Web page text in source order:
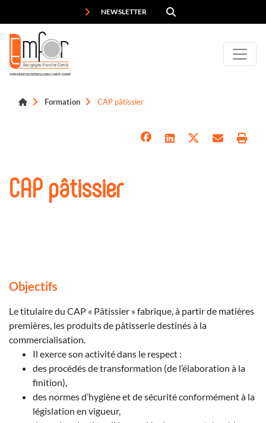
NEWSLETTER
MEMBRE DU RÉSEAU DES CARIF-OREF
Formation CAP pâtissier
CAP pâtissier
Objectifs
Le titulaire du CAP « Pâtissier » fabrique, à partir de matières
premières, les produits de pâtisserie destinés à la
commercialisation.
Il exerce son activité dans le respect :
des procédés de transformation (de l’élaboration à la
finition),
des normes d’hygiène et de sécurité conformément à la
législation en vigueur,
Panneau de gestion des cookies